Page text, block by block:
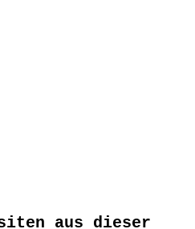
aus dieser